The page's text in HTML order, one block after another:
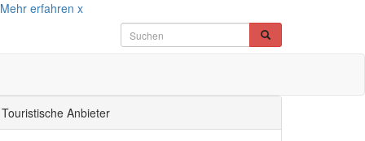
Mehr erfahren x
Touristische Anbieter